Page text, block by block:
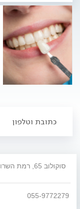
כתובת וטלפון
סוקולוב 65, רמת השרון
055-9772279